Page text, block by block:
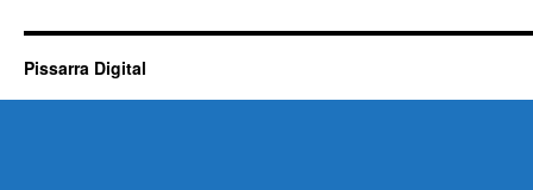
Pissarra Digital